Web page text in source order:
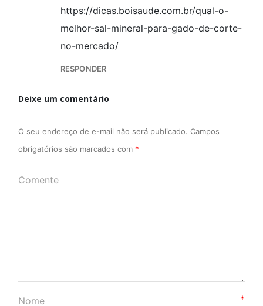
https://dicas.boisaude.com.br/qual-o-
melhor-sal-mineral-para-gado-de-corte-
no-mercado/
RESPONDER
Deixe um comentário
O seu endereço de e-mail não será publicado. Campos
obrigatórios são marcados com *
*